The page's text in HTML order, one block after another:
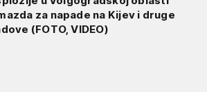
za napade na Kijev i druge
(FOTO, VIDEO)